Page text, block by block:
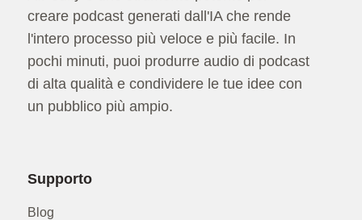
creare podcast generati dall'IA che rende
l'intero processo più veloce e più facile. In
pochi minuti, puoi produrre audio di podcast
di alta qualità e condividere le tue idee con
un pubblico più ampio.
Supporto
Blog